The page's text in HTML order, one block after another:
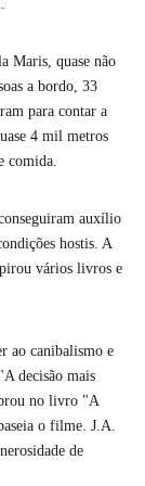
Maris, quase não
a bordo, 33
para contar a
4 mil metros
comida.
auxílio
hostis. A
vários livros e
ao canibalismo e
decisão mais
no livro "A
o filme. J.A.
de